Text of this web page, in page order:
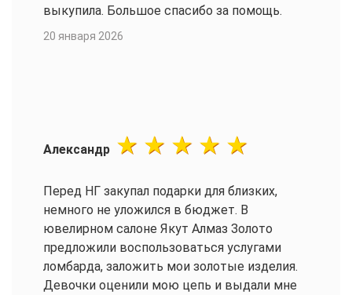
выкупила. Большое спасибо за помощь.
20 января 2026
Александр
Перед НГ закупал подарки для близких,
немного не уложился в бюджет. В
ювелирном салоне Якут Алмаз Золото
предложили воспользоваться услугами
ломбарда, заложить мои золотые изделия.
Девочки оценили мою цепь и выдали мне